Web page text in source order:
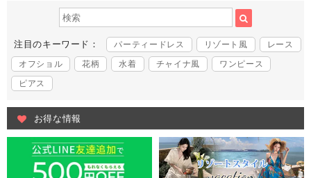
注目のキーワード： パーティードレス リゾート風
レース
オフショル
花柄 水着 チャイナ風
ワンピース
ピアス
お得な情報